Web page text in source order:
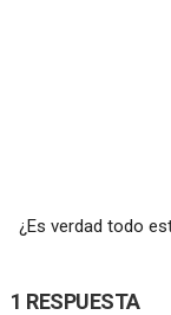
¿Es verdad todo
1 RESPUESTA